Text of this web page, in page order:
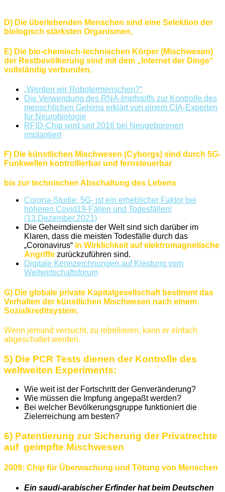
D) Die überlebenden Menschen sind eine Selektion der
biologisch stärksten Organismen,
E) Die bio-chemisch-technischen Körper (Mischwesen)
der Restbevölkerung sind mit dem „Internet der Dinge“
vollständig verbunden.
„Werden wir Robotermenschen?“
Die Verwendung des RNA-Impfstoffs zur Kontrolle des
menschlichen Gehirns erklärt von einem CIA-Experten
für Neurobiologie
RFID-Chip wird seit 2016 bei Neugeborenen
implantiert
F) Die künstlichen Mischwesen (Cyborgs) sind durch 5G-
Funkwellen kontrollierbar und fernsteuerbar
bis zur technischen Abschaltung des Lebens
Corona-Studie: 5G- ist ein erheblicher Faktor bei
höheren Covid19-Fällen und Todesfällen!
(13.Dezember.2021)
Die Geheimdienste der Welt sind sich darüber im
Klaren, dass die meisten Todesfälle durch das
„Coronavirus“ in Wirklichkeit auf elektromagnetische
Angriffe zurückzuführen sind.
Digitale Kennzeichnungen auf Kleidung vom
Weltwirtschaftsforum
G) Die globale private Kapitalgesellschaft bestimmt das
Verhalten der künstlichen Mischwesen nach einem
Sozialkreditsystem.
Wenn jemand versucht, zu rebellieren, kann er einfach
abgeschaltet werden.
5) Die PCR Tests dienen der Kontrolle des
weltweiten Experiments:
Wie weit ist der Fortschritt der Genveränderung?
Wie müssen die Impfung angepaßt werden?
Bei welcher Bevölkerungsgruppe funktioniert die
Zielerreichung am besten?
6) Patentierung zur Sicherung der Privatrechte
auf geimpfte Mischwesen
2009: Chip für Überwachung und Tötung von Menschen
Ein saudi-arabischer Erfinder hat beim Deutschen